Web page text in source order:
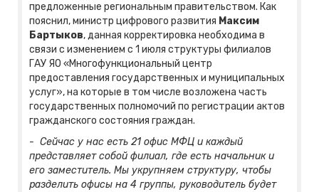
предложенные региональным правительством. Как
пояснил, министр цифрового развития Максим
Бартыков, данная корректировка необходима в
связи с изменением с 1 июля структуры филиалов
ГАУ ЯО «Многофункциональный центр
предоставления государственных и муниципальных
услуг», на которые в том числе возложена часть
государственных полномочий по регистрации актов
гражданского состояния граждан.
- Сейчас у нас есть 21 офис МФЦ и каждый
представляет собой филиал, где есть начальник и
его заместитель. Мы укрупняем структуру, чтобы
разделить офисы на 4 группы, руководитель будет